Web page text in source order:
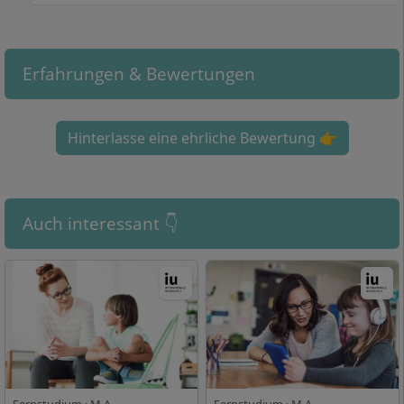
So flexibel ist die Regelstudienzeit im
Fernstudium Gesundheits- und
An der IU Internationalen Hochschule entscheiden Sie
sich im berufsbegleitenden Fernstudium für eines von
3 Studienmodellen:
Im
Vollzeitstudiumliegt die Regelstudienzeit bei 4
Semestern bzw. 24 Monaten. Sie können die
Regelstudienzeit um bis zu 2 Semester bzw. 12
Monate ohne zusätzliche Kosten verlängern. Das
Erfahrungen & Bewertungen
Hinterlasse eine ehrliche Bewertung 👉
Auch interessant 👇